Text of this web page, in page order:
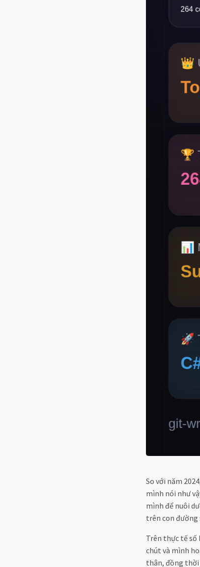
So với năm
mình nói như
mình để nuôi
trên con đường
Trên thực tế số
chút và mình
thân, đồng thời